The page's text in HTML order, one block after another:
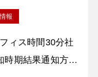
子達が働きやす
きる環境を作る
ずは原因を把握
絡を取
報
時期結果通知方法